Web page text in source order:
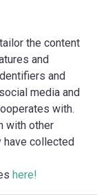
the content
and
and
media and
with.
with other
have collected
here!